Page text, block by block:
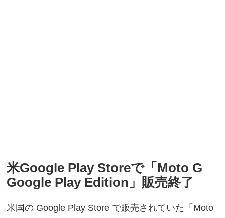
米Google Play Storeで「Moto G
Google Play Edition」販売終了
米国の Google Play Store で販売されていた「Moto